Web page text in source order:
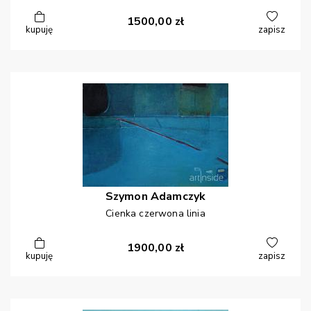
kupuję
1500,00 zł
zapisz
Szymon Adamczyk
Cienka czerwona linia
kupuję
1900,00 zł
zapisz